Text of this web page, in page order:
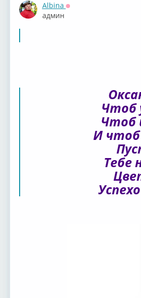
Albina
Оффлайн
админ
Чтоб
Чтоб
И
Тебе